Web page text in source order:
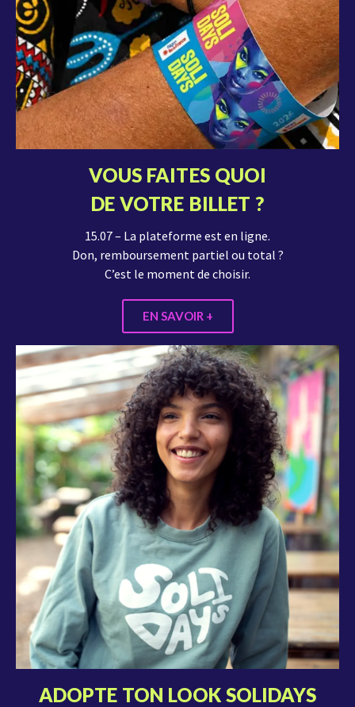
VOUS FAITES QUOI
DE VOTRE BILLET ?
15.07 – La plateforme est en ligne.
Don, remboursement partiel ou total ?
C’est le moment de choisir.
EN SAVOIR +
ADOPTE TON LOOK SOLIDAYS